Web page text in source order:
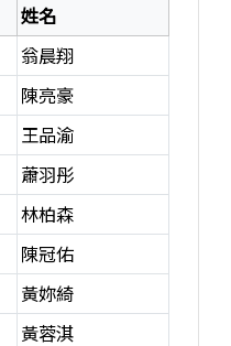
姓名
翁晨翔
陳亮豪
王品渝
蕭羽彤
林柏森
陳冠佑
黃妳綺
黃蓉淇